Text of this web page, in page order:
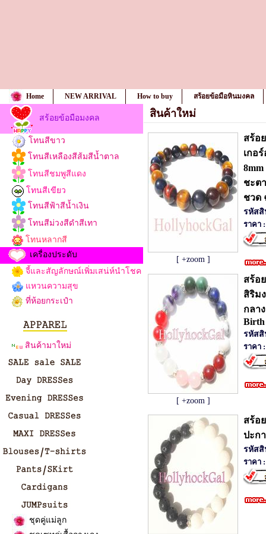
Home NEW ARRIVAL How to buy สร้อยข้อมือหินมงคล
สร้อยข้อมือมงคล
โทนสีขาว
โทนสีเหลืองสีส้มสีน้ำตาล
โทนสีชมพูสีแดง
โทนสีเขียว
โทนสีฟ้าสีน้ำเงิน
โทนสีม่วงสีดำสีเทา
โทนหลากสี
เครื่องประดับ
จี้และสัญลักษณ์เพิ่มเสน่ห์นำโชค
แหวนความสุข
ที่ห้อยกระเป๋า
สินค้ามาใหม่
ชุดคู่แม่ลูก
สินค้าใหม่
[ +zoom ]
สร้อ
เกอ
ชะต
ชวด
รหัสสิ
ราคา
[ +zoom ]
สร้อ
สิริม
กลา
Birth
รหัสสิ
ราคา
สร้อ
ปะก
รหัสสิ
ราคา